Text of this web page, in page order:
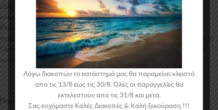
εξαιρετική εφαρμογή. Όλες οι αεροτομές παράγονται σε καλούπια
αλουμινίου για αυξημένη ποιότητα και αντοχή στη μαζική παραγωγή.
Είναι ελεγμένα για ανθεκτικότητα σε υψηλές θερμοκρασίες και έχουν
σχεδιαστεί με την καλύτερη λεπτομέρεια. Η αεροτομή οροφής για το Fiat
Cinquecento έρχεται στο χρώμα του υλικού. Το προϊόν θα πρέπει να
ασταρωθεί και στη συνέχεια να βαφτεί στο χρώμα της επιλογής σας.
Περιεχόμενα Συσκευασίας:
Λόγω διακοπών το κατάστημά μας θα παραμείνει κλειστό
απο τις 13/8 έως τις 30/8. Όλες οι παραγγελίες θα
εκτελεστούν απο τις 31/8 και μετά.
Σας ευχόμαστε Καλές Διακοπές & Kαλή ξεκούραση !!!